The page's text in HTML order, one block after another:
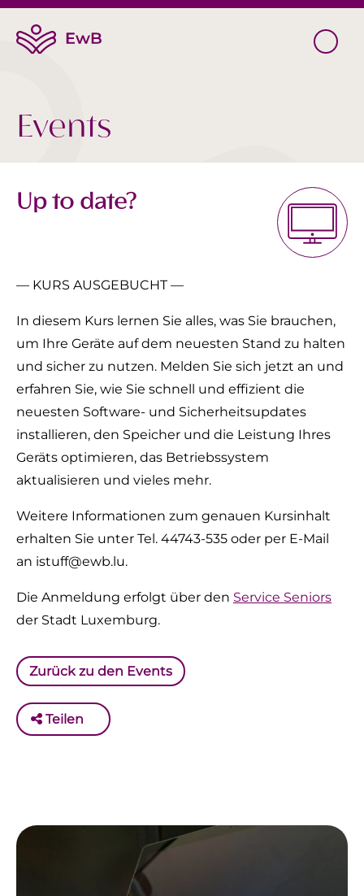
Events
Up to date?
— KURS AUSGEBUCHT —
In diesem Kurs lernen Sie alles, was Sie brauchen,
um Ihre Geräte auf dem neuesten Stand zu halten
und sicher zu nutzen. Melden Sie sich jetzt an und
erfahren Sie, wie Sie schnell und effizient die
neuesten Software- und Sicherheitsupdates
installieren, den Speicher und die Leistung Ihres
Geräts optimieren, das Betriebssystem
aktualisieren und vieles mehr.
Weitere Informationen zum genauen Kursinhalt
erhalten Sie unter Tel. 44743-535 oder per E-Mail
an istuff@ewb.lu.
Die Anmeldung erfolgt über den Service Seniors
der Stadt Luxemburg.
Zurück zu den Events
Teilen